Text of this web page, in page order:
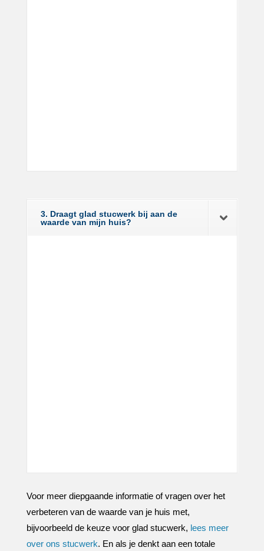
3. Draagt glad stucwerk bij aan de
waarde van mijn huis?
Voor meer diepgaande informatie of vragen over het
verbeteren van de waarde van je huis met,
bijvoorbeeld de keuze voor glad stucwerk, lees meer
over ons stucwerk.​ En als je denkt aan een totale